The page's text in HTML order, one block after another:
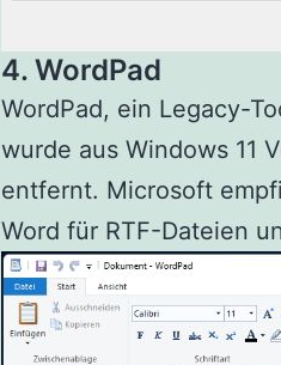
4. WordPad
WordPad, ein Legacy-
wurde aus Windows 11
entfernt. Microsoft
Word für RTF-Dateien